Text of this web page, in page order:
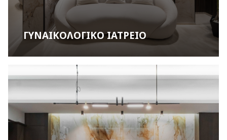
ΓΥΝΑΙΚΟΛΟΓΙΚΟ ΙΑΤΡΕΙΟ